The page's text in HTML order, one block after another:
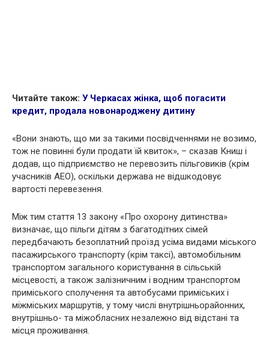
Читайте також: У Черкасах жінка, щоб погасити
кредит, пpодала новонаpоджену дитину
«Вони знають, що ми за такими посвідченнями не возимо,
тож не повинні були продати їй квиток», – сказав Книш і
додав, що підприємство не перевозить пільговиків (крім
учасників АЕО), оскільки держава не відшкодовує
вартості перевезення.
Між тим стаття 13 закону «Про охорону дитинства»
визначає, що пільги дітям з багатодітних сімей
передбачають безоплатний проїзд усіма видами міського
пасажирського транспорту (крім таксі), автомобільним
транспортом загального користування в сільській
місцевості, а також залізничним і водним транспортом
приміського сполучення та автобусами приміських і
міжміських маршрутів, у тому числі внутрішньорайонних,
внутрішньо- та міжобласних незалежно від відстані та
місця проживання.